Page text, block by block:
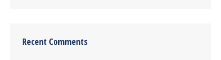
Recent Comments